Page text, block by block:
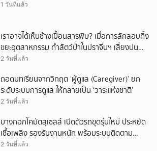
1 วันที่แล้ว
เราอาจได้เห็นช้างเปื้อนสารพิษ? เมื่อการลักลอบทิ้ง
ขยะอุตสาหกรรม ทำสัตว์ป่าในปราจีนฯ เสี่ยงปน
เปื้อน
2 วันที่แล้ว
ถอดบทเรียนจากวิกฤต ‘ผู้ดูแล (Caregiver)’ ยก
ระดับระบบการดูแล ให้กลายเป็น ‘วาระแห่งชาติ’
2 วันที่แล้ว
บางกอกโคมัตสุเซลส์ เปิดตัวรถขุดรุ่นใหม่ ประหยัด
เชื้อเพลิง รองรับงานหนัก พร้อมระบบติดตาม
เครื่องจักรผ่านดาวเทียม
2 วันที่แล้ว